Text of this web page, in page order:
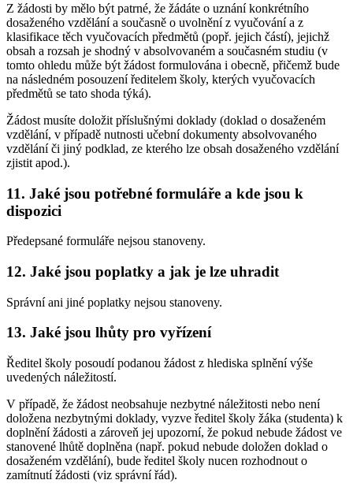
Z žádosti by mělo být patrné, že žádáte o uznání konkrétního
dosaženého vzdělání a současně o uvolnění z vyučování a z
klasifikace těch vyučovacích předmětů (popř. jejich částí), jejichž
obsah a rozsah je shodný v absolvovaném a současném studiu (v
tomto ohledu může být žádost formulována i obecně, přičemž bude
na následném posouzení ředitelem školy, kterých vyučovacích
předmětů se tato shoda týká).
Žádost musíte doložit příslušnými doklady (doklad o dosaženém
vzdělání, v případě nutnosti učební dokumenty absolvovaného
vzdělání či jiný podklad, ze kterého lze obsah dosaženého vzdělání
zjistit apod.).
11. Jaké jsou potřebné formuláře a kde jsou k
dispozici
Předepsané formuláře nejsou stanoveny.
12. Jaké jsou poplatky a jak je lze uhradit
Správní ani jiné poplatky nejsou stanoveny.
13. Jaké jsou lhůty pro vyřízení
Ředitel školy posoudí podanou žádost z hlediska splnění výše
uvedených náležitostí.
V případě, že žádost neobsahuje nezbytné náležitosti nebo není
doložena nezbytnými doklady, vyzve ředitel školy žáka (studenta) k
doplnění žádosti a zároveň jej upozorní, že pokud nebude žádost ve
stanovené lhůtě doplněna (např. pokud nebude doložen doklad o
dosaženém vzdělání), bude ředitel školy nucen rozhodnout o
zamítnutí žádosti (viz správní řád).